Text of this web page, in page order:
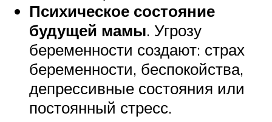
Психическое состояние
будущей мамы. Угрозу
беременности создают: страх
беременности, беспокойства,
депрессивные состояния или
постоянный стресс.